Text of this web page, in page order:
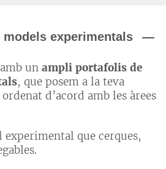
experimentals
un ampli portafolis de
, que posem a la teva
d’acord amb les àrees
experimental que cerques,